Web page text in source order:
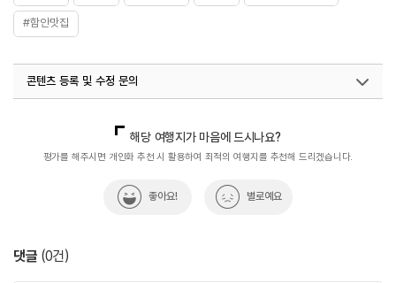
#함안맛집
콘텐츠 등록 및 수정 문의
해당 여행지가 마음에 드시나요?
평가를 해주시면 개인화 추천 시 활용하여 최적의 여행지를 추천해 드리겠습니다.
좋아요! 별로예요
댓글 (0건)